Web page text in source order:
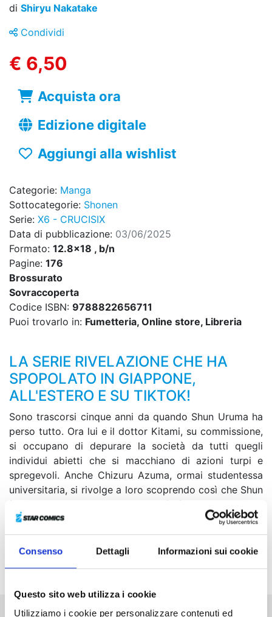
Consenso Dettagli Informazioni sui cookie
Questo sito web utilizza i cookie
Utilizziamo i cookie per personalizzare contenuti ed
di Shiryu Nakatake
Condividi
€ 6,50
Acquista ora
Edizione digitale
Aggiungi alla wishlist
Categorie: Manga
Sottocategorie: Shonen
Serie: X6 - CRUCISIX
Data di pubblicazione: 03/06/2025
Formato: 12.8x18 , b/n
Pagine: 176
Brossurato
Sovraccoperta
Codice ISBN: 9788822656711
Puoi trovarlo in: Fumetteria, Online store, Libreria
LA SERIE RIVELAZIONE CHE HA
SPOPOLATO IN GIAPPONE,
ALL'ESTERO E SU TIKTOK!
Sono trascorsi cinque anni da quando Shun Uruma ha
perso tutto. Ora lui e il dottor Kitami, su commissione,
si occupano di depurare la società da tutti quegli
individui abietti che si macchiano di azioni turpi e
spregevoli. Anche Chizuru Azuma, ormai studentessa
universitaria, si rivolge a loro scoprendo così che Shun
è ancora vivo. Il problema però è che il ragazzo
ricorda solamente il suo nome, ha cancellato ogni
memoria del passato... Ma forse sarà proprio Chizuru
la chiave che lo aiuterà a riportare alla luce la sua